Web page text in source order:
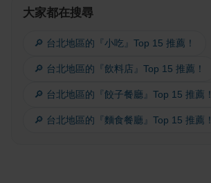
大家都在搜尋
🔎 台北地區的『小吃』Top 15 推薦！
🔎 台北地區的『飲料店』Top 15 推薦！
🔎 台北地區的『餃子餐廳』Top 15 推薦！
🔎 台北地區的『麵食餐廳』Top 15 推薦！